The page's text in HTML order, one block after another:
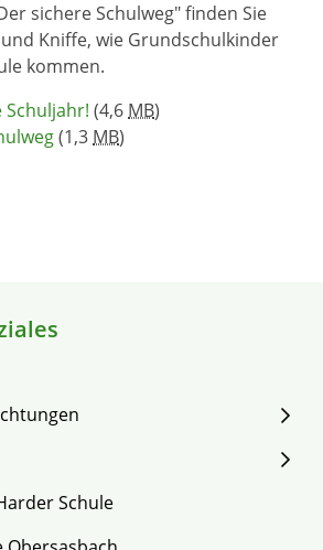
Schule
sichere Schulweg" finden Sie
Kniffe, wie Grundschulkinder
kommen.
Schuljahr! (4,6 MB)
(1,3 MB)